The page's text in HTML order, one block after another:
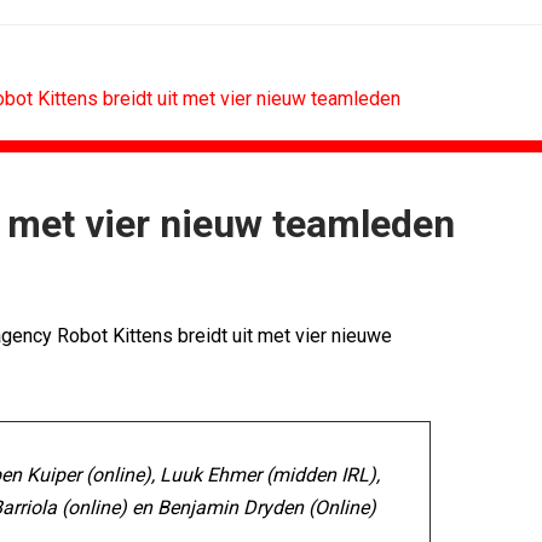
Kittens breidt uit met vier nieuw teamleden
vier nieuw teamleden
Robot Kittens breidt uit met vier nieuwe
Kuiper (online), Luuk Ehmer (midden IRL),
(online) en Benjamin Dryden (Online)
'De beste...
met...
uitbundiger...
MEDIA
Tien nieuwe genomineerden voor Ster...
Margriet van der Linden blijft...